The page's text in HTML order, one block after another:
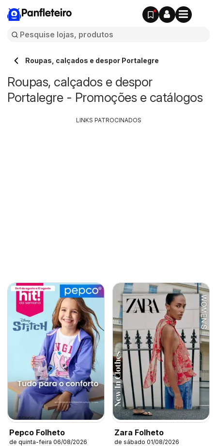
Panfleteiro
Roupas, calçados e despor Portalegre
Roupas, calçados e despor
Portalegre - Promoções e catálogos
Pepco Folheto
de quinta-feira 06/08/2026
Zara Folheto
de sábado 01/08/2026
LINKS PATROCINADOS